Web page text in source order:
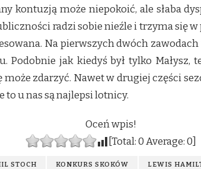
kontuzją może niepokoić, ale słaba
radzi sobie nieźle i trzyma się
Na pierwszych dwóch
jak kiedyś był tylko Małysz,
może zdarzyć. Nawet w drugiej części
to u nas są najlepsi lotnicy.
Oceń wpis!
[Total:0Average:0]
STOCH KONKURS SKOKÓW LEWIS